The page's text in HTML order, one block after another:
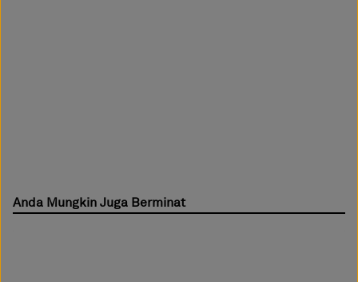
Anda Mungkin Juga Berminat